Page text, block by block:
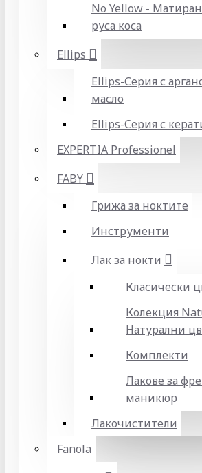
No Yellow -
руса коса
Ellips
Ellips-Серия с
масло
Ellips-Серия с
EXPERTIA Professionel
FABY
Грижа за ноктите
Инструменти
Лак за нокти
Класически
Колекция
Натурални
Комплекти
Лакове за
маникюр
Лакочистители
Fanola